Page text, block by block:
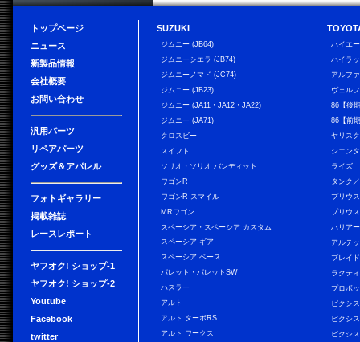
トップページ
ニュース
新製品情報
会社概要
お問い合わせ
汎用パーツ
リペアパーツ
グッズ＆アパレル
フォトギャラリー
掲載雑誌
レースレポート
ヤフオク! ショップ-1
ヤフオク! ショップ-2
Youtube
Facebook
twitter
SUZUKI
ジムニー (JB64)
ジムニーシエラ (JB74)
ジムニーノマド (JC74)
ジムニー (JB23)
ジムニー (JA11・JA12・JA22)
ジムニー (JA71)
クロスビー
スイフト
ソリオ・ソリオ バンディット
ワゴンR
ワゴンR スマイル
MRワゴン
スペーシア・スペーシア カスタム
スペーシア ギア
スペーシア ベース
パレット・パレットSW
ハスラー
アルト
アルト ターボRS
アルト ワークス
ハイエ
ハイラ
アルフ
ヴェル
86【後
86【前
ヤリス
シエンタ
ライズ
タンク
プリウス
プリウ
ハリアー
アルテ
ブレイド
ラクテ
プロボ
ピクシ
ピクシ
ピクシ